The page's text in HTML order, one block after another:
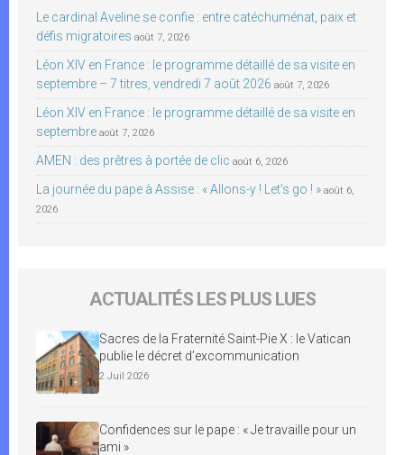
Le cardinal Aveline se confie : entre catéchuménat, paix et
défis migratoires août 7, 2026
Léon XIV en France : le programme détaillé de sa visite en
septembre – 7 titres, vendredi 7 août 2026 août 7, 2026
Léon XIV en France : le programme détaillé de sa visite en
septembre août 7, 2026
AMEN : des prêtres à portée de clic août 6, 2026
La journée du pape à Assise : « Allons-y ! Let’s go ! » août 6,
2026
ACTUALITÉS LES PLUS LUES
Sacres de la Fraternité Saint-Pie X : le Vatican
publie le décret d’excommunication
2 Juil 2026
Confidences sur le pape : « Je travaille pour un
ami »